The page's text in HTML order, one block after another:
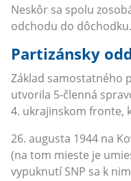
Neskôr sa spolu
odchodu do dôchodku.
Partizánsky
Základ samostatného
utvorila 5-členná
4. ukrajinskom fronte,
26. augusta 1944 na
(na tom mieste je
vypuknutí SNP sa k